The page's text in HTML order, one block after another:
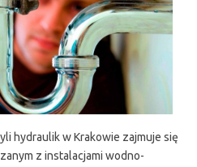
hydraulik w Krakowie zajmuje się
z instalacjami wodno-